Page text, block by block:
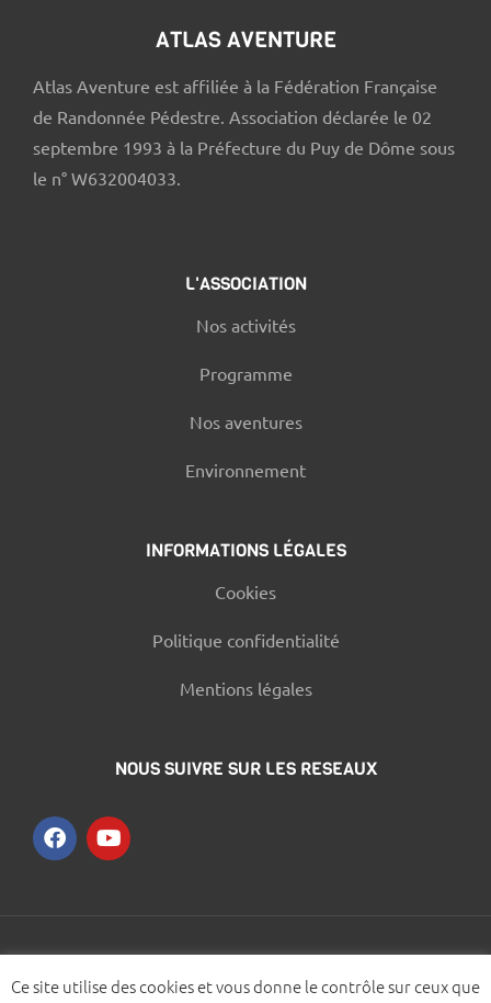
ATLAS AVENTURE
Atlas Aventure est affiliée à la Fédération Française
de Randonnée Pédestre. Association déclarée le 02
septembre 1993 à la Préfecture du Puy de Dôme sous
le n° W632004033.
L'ASSOCIATION
Nos activités
Programme
Nos aventures
Environnement
INFORMATIONS LÉGALES
Cookies
Politique confidentialité
Mentions légales
NOUS SUIVRE SUR LES RESEAUX
© 2021 – Designed byWOOMEET SAS
Ce site utilise des cookies et vous donne le contrôle sur ceux que